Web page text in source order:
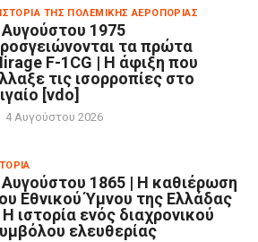
ΤΗΣ ΠΟΛΕΜΙΚΉΣ ΑΕΡΟΠΟΡΊΑΣ
1975
τα πρώτα
F-1CG | Η άφιξη που
τις ισορροπίες στο
[vdo]
4 Αυγούστου 2026
1865 | Η καθιέρωση
Εθνικού Ύμνου της Ελλάδας
ιστορία ενός διαχρονικού
ελευθερίας